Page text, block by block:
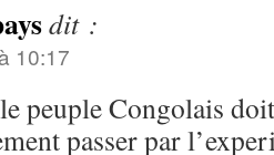
dit :
10:17
peuple Congolais
passer par